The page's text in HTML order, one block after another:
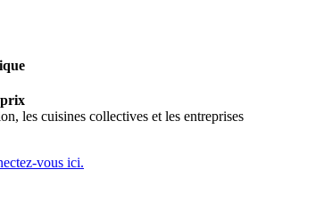
les cuisines collectives et les entreprises
vous ici.